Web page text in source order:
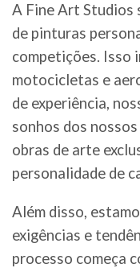
A Fine Art Studios
de pinturas
competições. Isso
motocicletas e
de experiência,
sonhos dos
obras de arte
personalidade de
Além disso,
exigências e
processo começa